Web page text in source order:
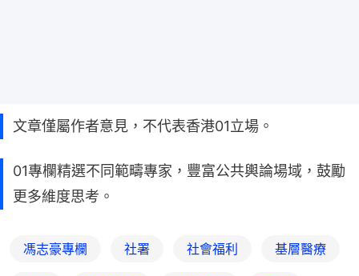
文章僅屬作者意見，不代表香港01立場。
01專欄精選不同範疇專家，豐富公共輿論場域，鼓勵
更多維度思考。
馮志豪專欄 社署 社會福利 基層醫療